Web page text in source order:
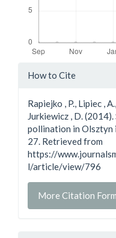
Article
How to Cite
Rapiejko , P., Lipiec ,
Jurkiewicz , D.
pollination in Olsztyn
27. Retrieved from
https://
l/article/view/796
More Citation